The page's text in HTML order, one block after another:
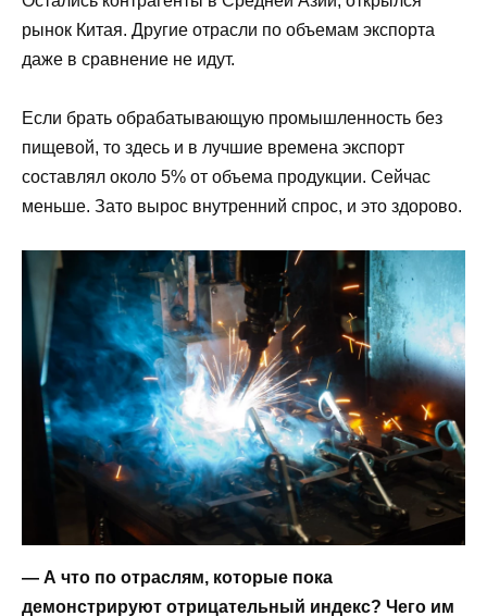
рынок Китая. Другие отрасли по объемам экспорта
даже в сравнение не идут.
Если брать обрабатывающую промышленность без
пищевой, то здесь и в лучшие времена экспорт
составлял около 5% от объема продукции. Сейчас
меньше. Зато вырос внутренний спрос, и это здорово.
— А что по отраслям, которые пока
демонстрируют отрицательный индекс? Чего им